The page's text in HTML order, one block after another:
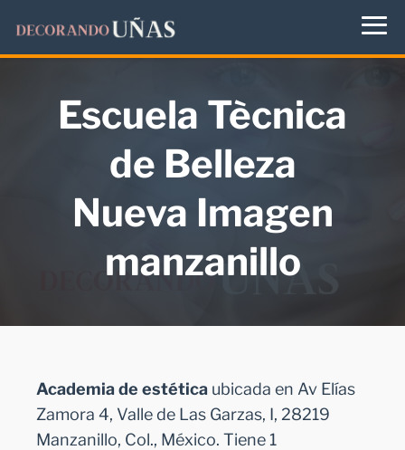
Escuela Tècnica
de Belleza
Nueva Imagen
manzanillo
Academia de estética ubicada en Av Elías
Zamora 4, Valle de Las Garzas, I, 28219
Manzanillo, Col., México. Tiene 1